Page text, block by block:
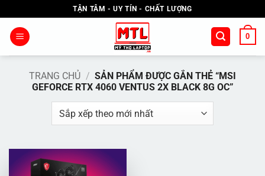
qua
nội
TẬN TÂM - UY TÍN - CHẤT LƯỢNG
0
TRANG CHỦ / SẢN PHẨM ĐƯỢC GẮN THẺ “MSI
GEFORCE RTX 4060 VENTUS 2X BLACK 8G OC”